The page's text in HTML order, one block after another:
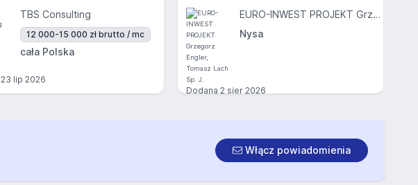
TBS Consulting
12 000-15 000 zł brutto / mc
cała Polska
23 lip 2026
EURO-INWEST PROJEKT Grzegorz Engler, Tomasz Lach Sp. J.
Nysa
Dodana 2 sier 2026
Włącz powiadomienia